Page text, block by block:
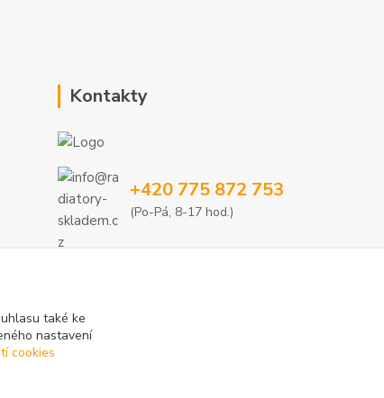
Kontakty
+420 775 872 753
(Po-Pá, 8-17 hod.)
také ke
nastavení
cookies